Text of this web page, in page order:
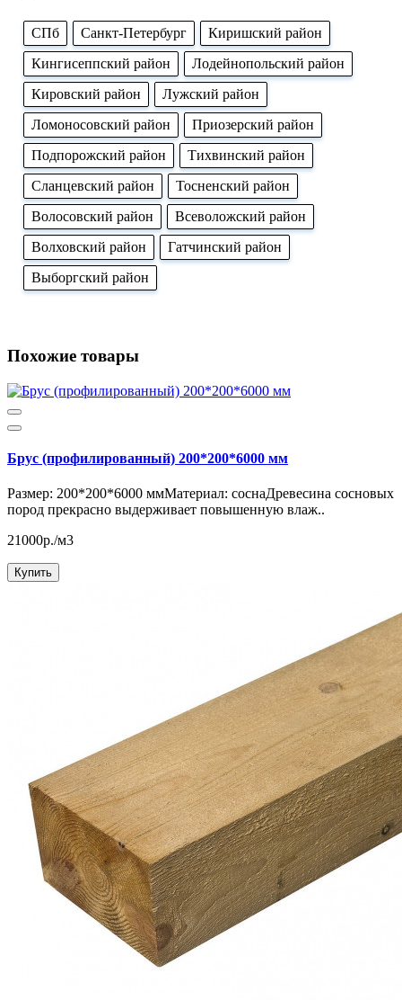
CПб Cанкт-Петербург
Киришский район
Кингисеппский район
Лодейнопольский район
Кировский район
Лужский район
Ломоносовский район
Приозерский район
Подпорожский район
Тихвинский район
Сланцевский район
Тосненский район
Волосовский район
Всеволожский район
Волховский район
Гатчинский район
Выборгский район
Похожие товары
Брус (профилированный) 200*200*6000 мм
Размер: 200*200*6000 ммМатериал: соснаДревесина сосновых
пород прекрасно выдерживает повышенную влаж..
21000р./м3
Купить